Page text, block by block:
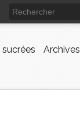
Archives